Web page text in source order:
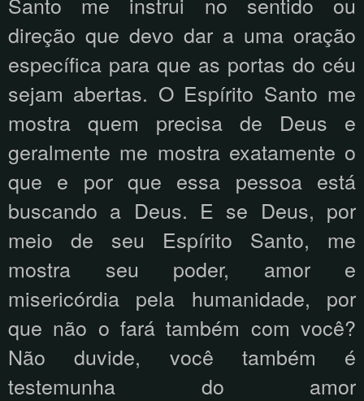
direção que devo dar a uma oração
específica para que as portas do céu
sejam abertas. O Espírito Santo me
mostra quem precisa de Deus e
geralmente me mostra exatamente o
que e por que essa pessoa está
buscando a Deus. E se Deus, por
meio de seu Espírito Santo, me
mostra seu poder, amor e
misericórdia pela humanidade, por
que não o fará também com você?
Não duvide, você também é
testemunha do amor